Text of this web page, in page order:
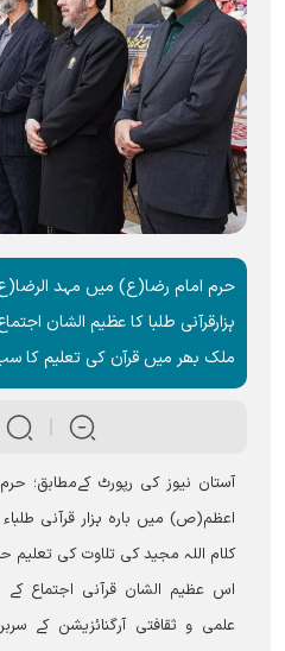
حرم امام رضا(ع) میں مہد الرضا(ع)
ہزارقرآنی طلبا کا عظیم الشان
ملک بھر میں قرآن کی تعلیم کا
آستان نیوز کی رپورٹ کےمطابق؛
اعظم(ص) میں بارہ ہزار قرآنی
کلام اللہ مجید کی تلاوت کی
اس عظیم الشان قرآنی اجتماع
علمی و ثقافتی آرگنائزیشن کے